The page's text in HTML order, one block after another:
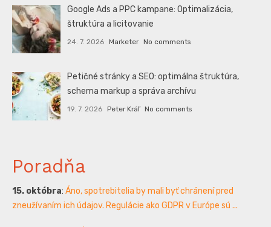
Google Ads a PPC kampane: Optimalizácia,
štruktúra a licitovanie
24. 7. 2026 Marketer No comments
Petičné stránky a SEO: optimálna štruktúra,
schema markup a správa archívu
19. 7. 2026 Peter Kráľ No comments
Poradňa
15. októbra: Áno, spotrebitelia by mali byť chránení pred
zneužívaním ich údajov. Regulácie ako GDPR v Európe sú ...